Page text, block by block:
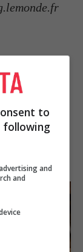
dal 2008 al
ricette, con un
regionale.
to
following
and
and